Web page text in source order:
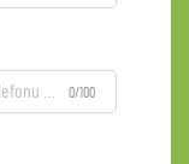
0/100